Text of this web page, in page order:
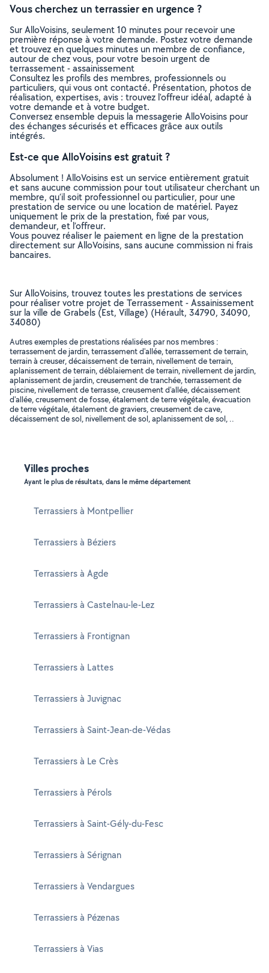
Vous cherchez un terrassier en urgence ?
Sur AlloVoisins, seulement 10 minutes pour recevoir une
première réponse à votre demande. Postez votre demande
et trouvez en quelques minutes un membre de confiance,
autour de chez vous, pour votre besoin urgent de
terrassement - assainissement
Consultez les profils des membres, professionnels ou
particuliers, qui vous ont contacté. Présentation, photos de
réalisation, expertises, avis : trouvez l'offreur idéal, adapté à
votre demande et à votre budget.
Conversez ensemble depuis la messagerie AlloVoisins pour
des échanges sécurisés et efficaces grâce aux outils
intégrés.
Est-ce que AlloVoisins est gratuit ?
Absolument ! AlloVoisins est un service entièrement gratuit
et sans aucune commission pour tout utilisateur cherchant un
membre, qu’il soit professionnel ou particulier, pour une
prestation de service ou une location de matériel. Payez
uniquement le prix de la prestation, fixé par vous,
demandeur, et l’offreur.
Vous pouvez réaliser le paiement en ligne de la prestation
directement sur AlloVoisins, sans aucune commission ni frais
bancaires.
Sur AlloVoisins, trouvez toutes les prestations de services
pour réaliser votre projet de Terrassement - Assainissement
sur la ville de Grabels (Est, Village) (Hérault, 34790, 34090,
34080)
Autres exemples de prestations réalisées par nos membres :
terrassement de jardin, terrassement d'allée, terrassement de terrain,
terrain à creuser, décaissement de terrain, nivellement de terrain,
aplanissement de terrain, déblaiement de terrain, nivellement de jardin,
aplanissement de jardin, creusement de tranchée, terrassement de
piscine, nivellement de terrasse, creusement d'allée, décaissement
d'allée, creusement de fosse, étalement de terre végétale, évacuation
de terre végétale, étalement de graviers, creusement de cave,
décaissement de sol, nivellement de sol, aplanissement de sol, ..
Villes proches
Ayant le plus de résultats, dans le même département
Terrassiers à Montpellier
Terrassiers à Béziers
Terrassiers à Agde
Terrassiers à Castelnau-le-Lez
Terrassiers à Frontignan
Terrassiers à Lattes
Terrassiers à Juvignac
Terrassiers à Saint-Jean-de-Védas
Terrassiers à Le Crès
Terrassiers à Pérols
Terrassiers à Saint-Gély-du-Fesc
Terrassiers à Sérignan
Terrassiers à Vendargues
Terrassiers à Pézenas
Terrassiers à Vias